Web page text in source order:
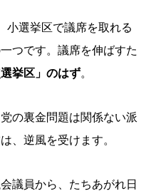
小選挙区で議席を取れる
つです。議席を伸ばすた
挙区」のはず。
の裏金問題は関係ない派
、逆風を受けます。
議員から、たちあがれ日